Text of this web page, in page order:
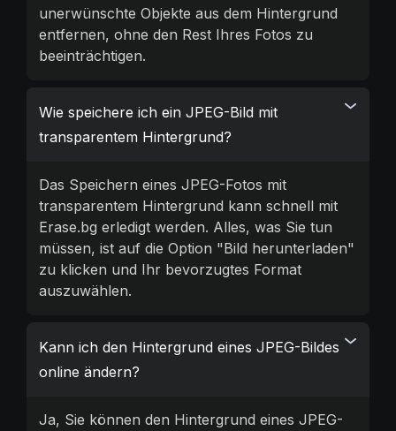
unerwünschte Objekte aus dem Hintergrund
entfernen, ohne den Rest Ihres Fotos zu
beeinträchtigen.
Wie speichere ich ein JPEG-Bild mit
transparentem Hintergrund?
Das Speichern eines JPEG-Fotos mit
transparentem Hintergrund kann schnell mit
Erase.bg erledigt werden. Alles, was Sie tun
müssen, ist auf die Option "Bild herunterladen"
zu klicken und Ihr bevorzugtes Format
auszuwählen.
Kann ich den Hintergrund eines JPEG-Bildes
online ändern?
Ja, Sie können den Hintergrund eines JPEG-